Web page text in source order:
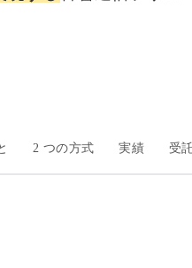
2 つの方式 実績 受